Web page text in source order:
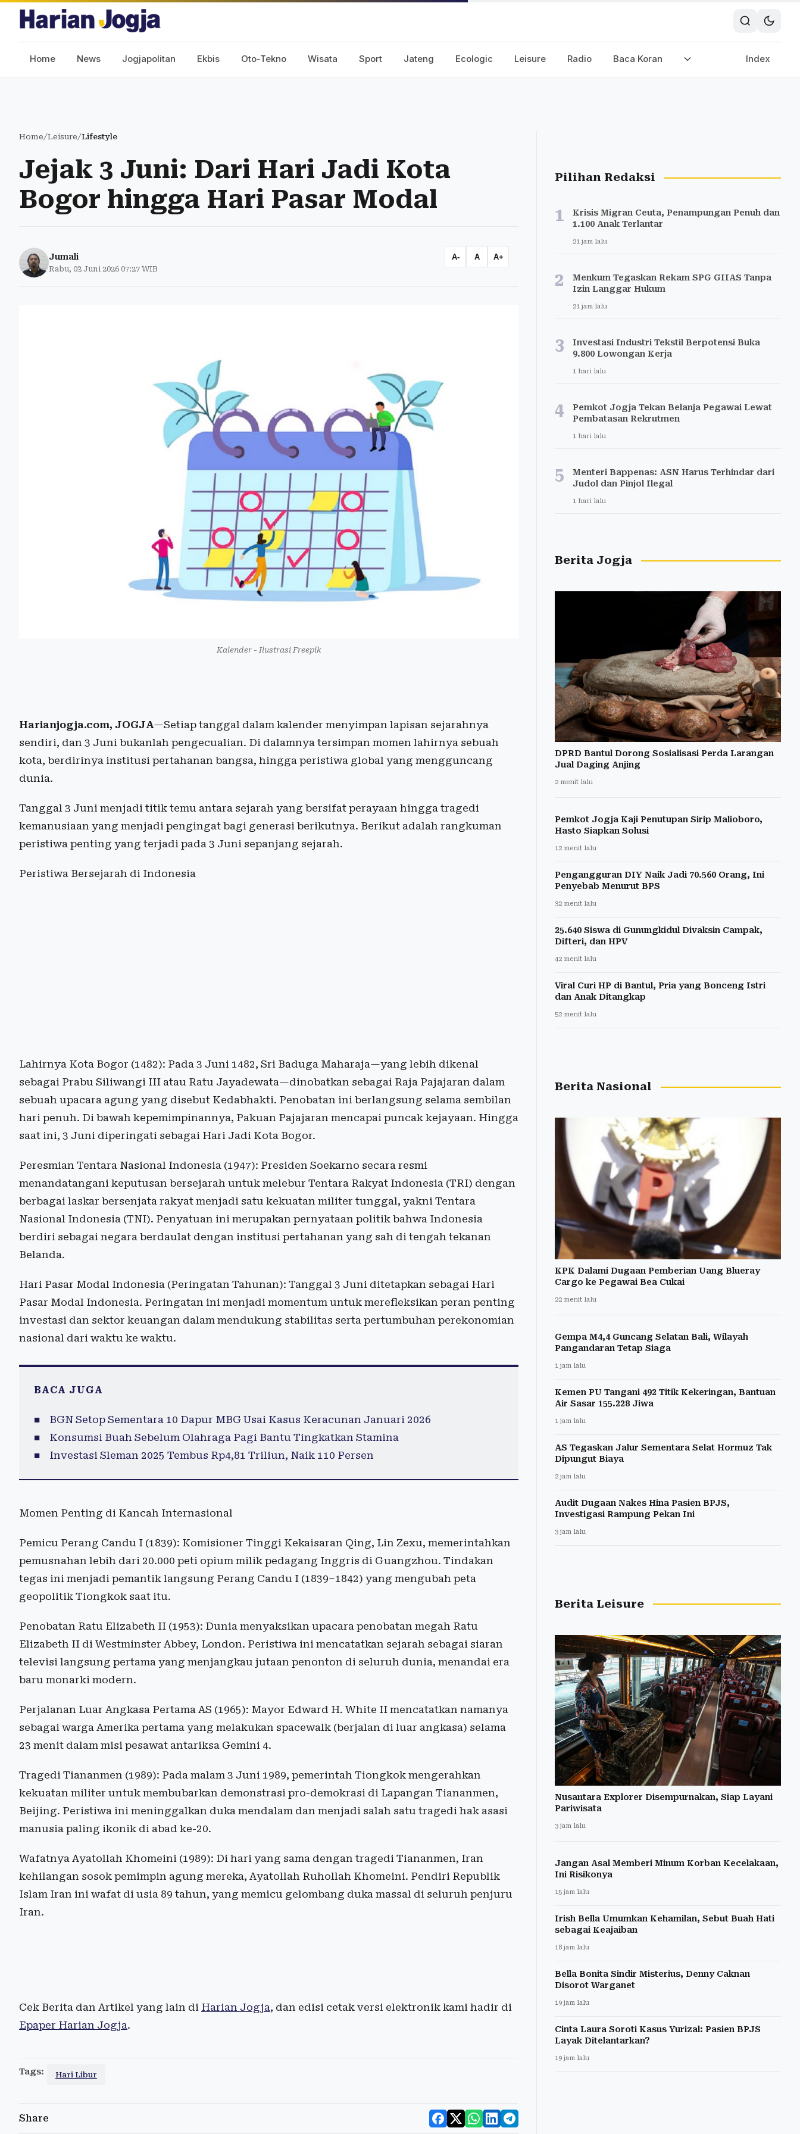
Home News Jogjapolitan Ekbis Oto-Tekno Wisata Sport Jateng Ecologic Leisure Radio Baca Koran Index
Home/Leisure/Lifestyle
Jejak 3 Juni: Dari Hari Jadi Kota
Bogor hingga Hari Pasar Modal
Jumali
Rabu, 03 Juni 2026 07:27 WIB
A- A A+
Kalender - Ilustrasi Freepik
Harianjogja.com, JOGJA—Setiap tanggal dalam kalender menyimpan lapisan sejarahnya
sendiri, dan 3 Juni bukanlah pengecualian. Di dalamnya tersimpan momen lahirnya sebuah
kota, berdirinya institusi pertahanan bangsa, hingga peristiwa global yang mengguncang
dunia.
Tanggal 3 Juni menjadi titik temu antara sejarah yang bersifat perayaan hingga tragedi
kemanusiaan yang menjadi pengingat bagi generasi berikutnya. Berikut adalah rangkuman
peristiwa penting yang terjadi pada 3 Juni sepanjang sejarah.
Peristiwa Bersejarah di Indonesia
Lahirnya Kota Bogor (1482): Pada 3 Juni 1482, Sri Baduga Maharaja—yang lebih dikenal
sebagai Prabu Siliwangi III atau Ratu Jayadewata—dinobatkan sebagai Raja Pajajaran dalam
sebuah upacara agung yang disebut Kedabhakti. Penobatan ini berlangsung selama sembilan
hari penuh. Di bawah kepemimpinannya, Pakuan Pajajaran mencapai puncak kejayaan. Hingga
saat ini, 3 Juni diperingati sebagai Hari Jadi Kota Bogor.
Peresmian Tentara Nasional Indonesia (1947): Presiden Soekarno secara resmi
menandatangani keputusan bersejarah untuk melebur Tentara Rakyat Indonesia (TRI) dengan
berbagai laskar bersenjata rakyat menjadi satu kekuatan militer tunggal, yakni Tentara
Nasional Indonesia (TNI). Penyatuan ini merupakan pernyataan politik bahwa Indonesia
berdiri sebagai negara berdaulat dengan institusi pertahanan yang sah di tengah tekanan
Belanda.
Hari Pasar Modal Indonesia (Peringatan Tahunan): Tanggal 3 Juni ditetapkan sebagai Hari
Pasar Modal Indonesia. Peringatan ini menjadi momentum untuk merefleksikan peran penting
investasi dan sektor keuangan dalam mendukung stabilitas serta pertumbuhan perekonomian
nasional dari waktu ke waktu.
BACA JUGA
BGN Setop Sementara 10 Dapur MBG Usai Kasus Keracunan Januari 2026
Konsumsi Buah Sebelum Olahraga Pagi Bantu Tingkatkan Stamina
Investasi Sleman 2025 Tembus Rp4,81 Triliun, Naik 110 Persen
Momen Penting di Kancah Internasional
Pemicu Perang Candu I (1839): Komisioner Tinggi Kekaisaran Qing, Lin Zexu, memerintahkan
pemusnahan lebih dari 20.000 peti opium milik pedagang Inggris di Guangzhou. Tindakan
tegas ini menjadi pemantik langsung Perang Candu I (1839–1842) yang mengubah peta
geopolitik Tiongkok saat itu.
Penobatan Ratu Elizabeth II (1953): Dunia menyaksikan upacara penobatan megah Ratu
Elizabeth II di Westminster Abbey, London. Peristiwa ini mencatatkan sejarah sebagai siaran
televisi langsung pertama yang menjangkau jutaan penonton di seluruh dunia, menandai era
baru monarki modern.
Perjalanan Luar Angkasa Pertama AS (1965): Mayor Edward H. White II mencatatkan namanya
sebagai warga Amerika pertama yang melakukan spacewalk (berjalan di luar angkasa) selama
23 menit dalam misi pesawat antariksa Gemini 4.
Tragedi Tiananmen (1989): Pada malam 3 Juni 1989, pemerintah Tiongkok mengerahkan
kekuatan militer untuk membubarkan demonstrasi pro-demokrasi di Lapangan Tiananmen,
Beijing. Peristiwa ini meninggalkan duka mendalam dan menjadi salah satu tragedi hak asasi
manusia paling ikonik di abad ke-20.
Wafatnya Ayatollah Khomeini (1989): Di hari yang sama dengan tragedi Tiananmen, Iran
kehilangan sosok pemimpin agung mereka, Ayatollah Ruhollah Khomeini. Pendiri Republik
Islam Iran ini wafat di usia 89 tahun, yang memicu gelombang duka massal di seluruh penjuru
Iran.
Cek Berita dan Artikel yang lain di Harian Jogja, dan edisi cetak versi elektronik kami hadir di
Epaper Harian Jogja.
Tags: Hari Libur
Share
Pilihan Redaksi
1
Krisis Migran Ceuta, Penampungan Penuh dan
1.100 Anak Terlantar
21 jam lalu
2
Menkum Tegaskan Rekam SPG GIIAS Tanpa
Izin Langgar Hukum
21 jam lalu
3
Investasi Industri Tekstil Berpotensi Buka
9.800 Lowongan Kerja
1 hari lalu
4
Pemkot Jogja Tekan Belanja Pegawai Lewat
Pembatasan Rekrutmen
1 hari lalu
5
Menteri Bappenas: ASN Harus Terhindar dari
Judol dan Pinjol Ilegal
1 hari lalu
Berita Jogja
DPRD Bantul Dorong Sosialisasi Perda Larangan
Jual Daging Anjing
2 menit lalu
Pemkot Jogja Kaji Penutupan Sirip Malioboro,
Hasto Siapkan Solusi
12 menit lalu
Pengangguran DIY Naik Jadi 70.560 Orang, Ini
Penyebab Menurut BPS
32 menit lalu
25.640 Siswa di Gunungkidul Divaksin Campak,
Difteri, dan HPV
42 menit lalu
Viral Curi HP di Bantul, Pria yang Bonceng Istri
dan Anak Ditangkap
52 menit lalu
Berita Nasional
KPK Dalami Dugaan Pemberian Uang Blueray
Cargo ke Pegawai Bea Cukai
22 menit lalu
Gempa M4,4 Guncang Selatan Bali, Wilayah
Pangandaran Tetap Siaga
1 jam lalu
Kemen PU Tangani 492 Titik Kekeringan, Bantuan
Air Sasar 155.228 Jiwa
1 jam lalu
AS Tegaskan Jalur Sementara Selat Hormuz Tak
Dipungut Biaya
2 jam lalu
Audit Dugaan Nakes Hina Pasien BPJS,
Investigasi Rampung Pekan Ini
3 jam lalu
Berita Leisure
Nusantara Explorer Disempurnakan, Siap Layani
Pariwisata
3 jam lalu
Jangan Asal Memberi Minum Korban Kecelakaan,
Ini Risikonya
15 jam lalu
Irish Bella Umumkan Kehamilan, Sebut Buah Hati
sebagai Keajaiban
18 jam lalu
Bella Bonita Sindir Misterius, Denny Caknan
Disorot Warganet
19 jam lalu
Cinta Laura Soroti Kasus Yurizal: Pasien BPJS
Layak Ditelantarkan?
19 jam lalu